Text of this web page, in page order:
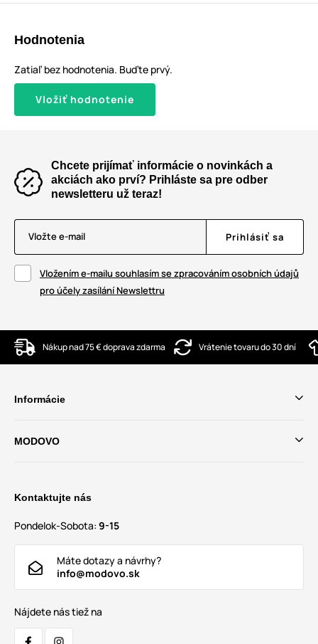
Hodnotenia
Zatiaľ bez hodnotenia. Buďte prvý.
Vložiť hodnotenie
Chcete prijímať informácie o novinkách a
akciách ako prví? Prihláste sa pre odber
newsletteru už teraz!
Vložte e-mail Prihlásiť sa
Vložením e-mailu souhlasím se zpracováním osobních údajů
pro účely zasílání Newslettru
Nákup nad 75 € doprava zdarma Vrátenie tovaru do 30 dní
Informácie
MODOVO
Kontaktujte nás
Pondelok-Sobota: 9-15
Máte dotazy a návrhy?
info@modovo.sk
Nájdete nás tiež na